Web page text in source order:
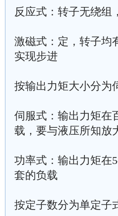
反应式：转子无绕组
激磁式：定，转子均
实现步进
按输出力矩大小分为
伺服式：输出力矩在
载，要与液压所知放
功率式：输出力矩在
套的负载
按定子数分为单定子